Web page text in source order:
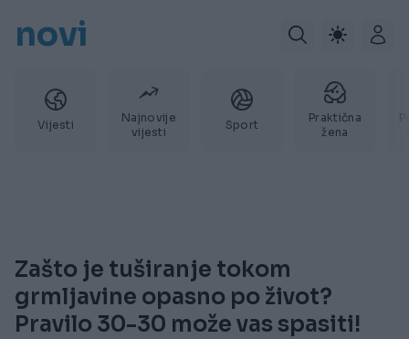
novi
Vijesti
Najnovije
vijesti
Sport
Praktična
žena
Zašto je tuširanje tokom
grmljavine opasno po život?
Pravilo 30-30 može vas spasiti!